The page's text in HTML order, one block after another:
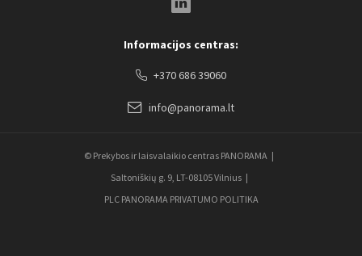
Informacijos centras:
+370 686 39060
info@panorama.lt
© Prekybos ir laisvalaikio centras PANORAMA
Saltoniškių g. 9, LT-08105 Vilnius
PLC PANORAMA PRIVATUMO POLITIKA